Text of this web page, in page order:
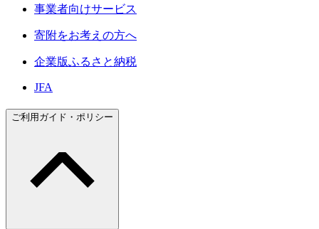
事業者向けサービス
寄附をお考えの方へ
企業版ふるさと納税
JFA
ご利用ガイド・ポリシー